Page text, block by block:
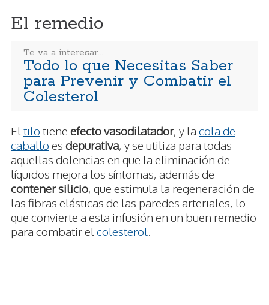
El remedio
Te va a interesar...
Todo lo que Necesitas Saber
para Prevenir y Combatir el
Colesterol
El tilo tiene efecto vasodilatador, y la cola de
caballo es depurativa, y se utiliza para todas
aquellas dolencias en que la eliminación de
líquidos mejora los síntomas, además de
contener silicio, que estimula la regeneración de
las fibras elásticas de las paredes arteriales, lo
que convierte a esta infusión en un buen remedio
para combatir el colesterol.